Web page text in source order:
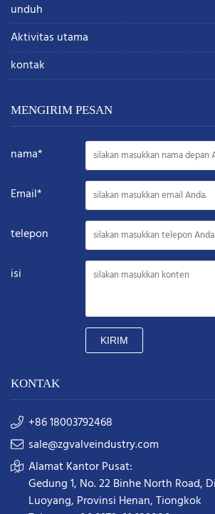
unduh
Aktivitas utama
kontak
MENGIRIM PESAN
nama*
Email*
telepon
isi
KIRIM
KONTAK
+86 18003792468
sale@zgvalveindustry.com
Alamat Kantor Pusat:
Gedung 1, No. 22 Binhe North Road,
Luoyang, Provinsi Henan, Tiongkok